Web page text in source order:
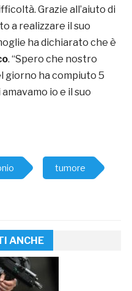
Grazie all’aiuto di
a realizzare il suo
ha dichiarato che è
. “Spero che nostro
giorno ha compiuto 5
io e il suo
tumore
ANCHE